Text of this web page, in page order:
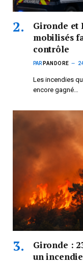
Gironde et
mobilisés
contrôle
PAR PANDORE
Les incendies
encore gagné…
Gironde :
un